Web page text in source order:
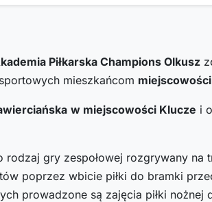
Piłkarska Champions Olkusz
mieszkańcom
w miejscowości Klucze i
rodzaj gry zespołowej rozgrywany
poprzez wbicie piłki do bramki
prowadzone są zajęcia piłki nożnej